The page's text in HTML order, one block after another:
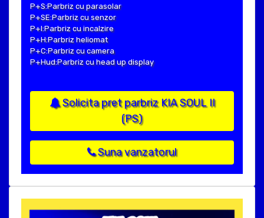
P+S:Parbriz cu parasolar
P+SE:Parbriz cu senzor
P+I:Parbriz cu incalzire
P+H:Parbriz heliomat
P+C:Parbriz cu camera
P+Hud:Parbriz cu head up display
Solicita pret parbriz KIA SOUL II
(PS)
Suna vanzatorul